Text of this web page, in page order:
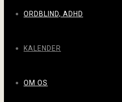
ORDBLIND, ADHD
KALENDER
OM OS